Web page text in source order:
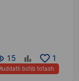
1
15
bo‘lib to‘lash